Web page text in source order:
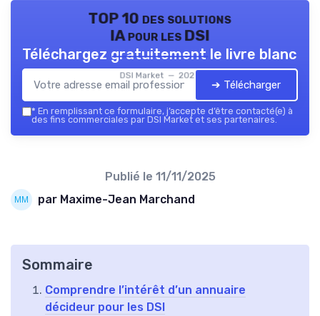
TOP 10 des solutions
IA pour les DSI
DSI Market — 2026
Téléchargez gratuitement le livre blanc
➔ Télécharger
* En remplissant ce formulaire, j’accepte d’être contacté(e) à
des fins commerciales par DSI Market et ses partenaires.
Publié le 11/11/2025
par Maxime-Jean Marchand
Sommaire
Comprendre l’intérêt d’un annuaire
décideur pour les DSI